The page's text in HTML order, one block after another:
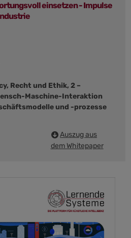
einsetzen - Impulse
Recht und Ethik, 2 –
Maschine-Interaktion
und -prozesse
Auszug aus
dem Whitepaper